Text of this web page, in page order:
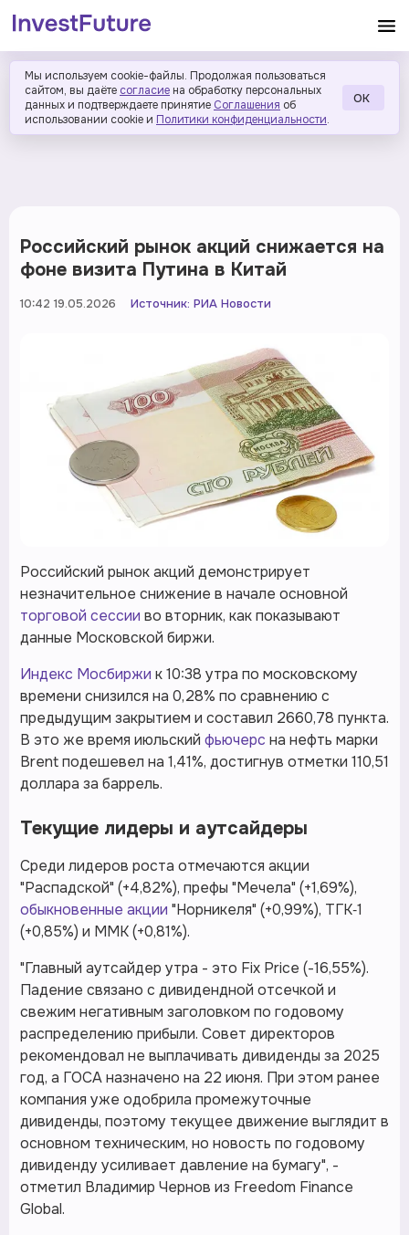
Мы используем cookie-файлы. Продолжая пользоваться
сайтом, вы даёте согласие на обработку персональных
данных и подтверждаете принятие Соглашения об
использовании cookie и Политики конфиденциальности.
ОК
Российский рынок акций снижается на
фоне визита Путина в Китай
10:42 19.05.2026 Источник: РИА Новости
Российский рынок акций демонстрирует
незначительное снижение в начале основной
торговой сессии во вторник, как показывают
данные Московской биржи.
Индекс Мосбиржи к 10:38 утра по московскому
времени снизился на 0,28% по сравнению с
предыдущим закрытием и составил 2660,78 пункта.
В это же время июльский фьючерс на нефть марки
Brent подешевел на 1,41%, достигнув отметки 110,51
доллара за баррель.
Текущие лидеры и аутсайдеры
Среди лидеров роста отмечаются акции
"Распадской" (+4,82%), префы "Мечела" (+1,69%),
обыкновенные акции "Норникеля" (+0,99%), ТГК‑1
(+0,85%) и ММК (+0,81%).
"Главный аутсайдер утра - это Fix Price (-16,55%).
Падение связано с дивидендной отсечкой и
свежим негативным заголовком по годовому
распределению прибыли. Совет директоров
рекомендовал не выплачивать дивиденды за 2025
год, а ГОСА назначено на 22 июня. При этом ранее
компания уже одобрила промежуточные
дивиденды, поэтому текущее движение выглядит в
основном техническим, но новость по годовому
дивиденду усиливает давление на бумагу", -
отметил Владимир Чернов из Freedom Finance
Global.